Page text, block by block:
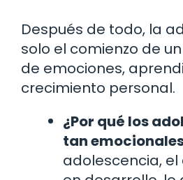
Después de todo, la
solo el comienzo de
de emociones,
crecimiento personal.
¿Por qué los
tan
adolescencia,